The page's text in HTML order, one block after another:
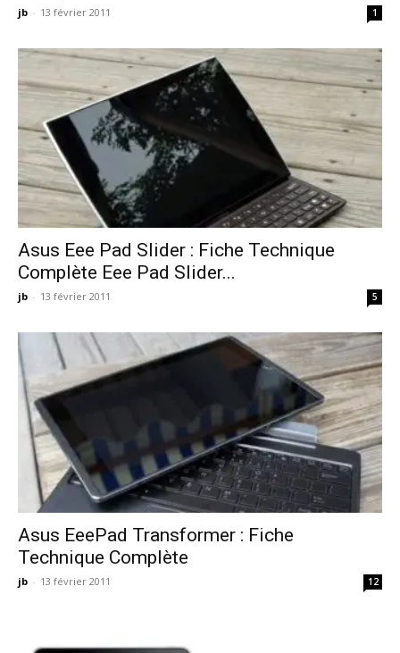
jb - 13 février 2011 1
Asus Eee Pad Slider : Fiche Technique
Complète Eee Pad Slider...
jb - 13 février 2011 5
Asus EeePad Transformer : Fiche
Technique Complète
jb - 13 février 2011 12